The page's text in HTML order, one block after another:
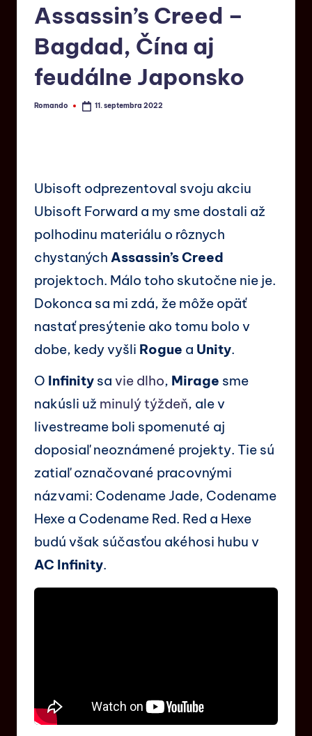
Assassin’s Creed –
Bagdad, Čína aj
feudálne Japonsko
Romando 11. septembra 2022
Ubisoft odprezentoval svoju akciu
Ubisoft Forward a my sme dostali až
polhodinu materiálu o rôznych
chystaných Assassin’s Creed
projektoch. Málo toho skutočne nie je.
Dokonca sa mi zdá, že môže opäť
nastať presýtenie ako tomu bolo v
dobe, kedy vyšli Rogue a Unity.
O Infinity sa vie dlho, Mirage sme
nakúsli už minulý týždeň, ale v
livestreame boli spomenuté aj
doposiaľ neoznámené projekty. Tie sú
zatiaľ označované pracovnými
názvami: Codename Jade, Codename
Hexe a Codename Red. Red a Hexe
budú však súčasťou akéhosi hubu v
AC Infinity.